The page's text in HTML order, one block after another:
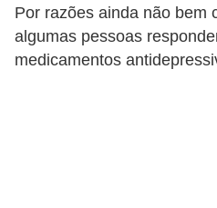
Por razões ainda não bem
algumas pessoas
medicamentos